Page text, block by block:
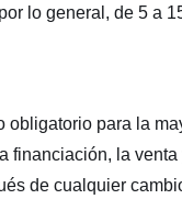
lo general, de 5 a
para la
financiación, la
de cualquier